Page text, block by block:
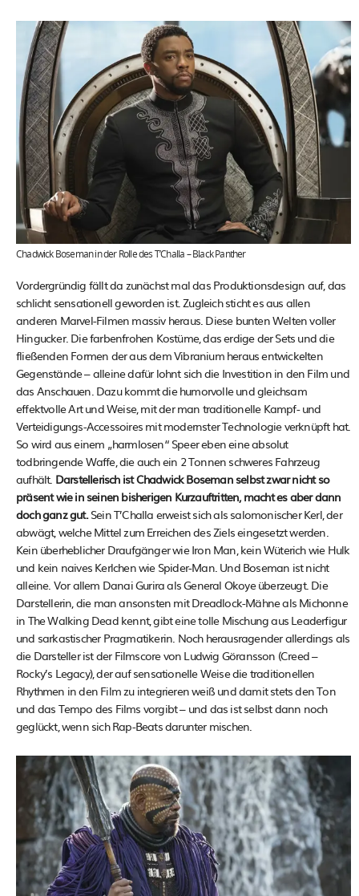
Chadwick Boseman in der Rolle des T’Challa – Black Panther
Vordergründig fällt da zunächst mal das Produktionsdesign auf, das
schlicht sensationell geworden ist. Zugleich sticht es aus allen
anderen Marvel-Filmen massiv heraus. Diese bunten Welten voller
Hingucker. Die farbenfrohen Kostüme, das erdige der Sets und die
fließenden Formen der aus dem Vibranium heraus entwickelten
Gegenstände – alleine dafür lohnt sich die Investition in den Film und
das Anschauen. Dazu kommt die humorvolle und gleichsam
effektvolle Art und Weise, mit der man traditionelle Kampf- und
Verteidigungs-Accessoires mit modernster Technologie verknüpft hat.
So wird aus einem „harmlosen“ Speer eben eine absolut
todbringende Waffe, die auch ein 2 Tonnen schweres Fahrzeug
aufhält. Darstellerisch ist Chadwick Boseman selbst zwar nicht so
präsent wie in seinen bisherigen Kurzauftritten, macht es aber dann
doch ganz gut.Sein T’Challa erweist sich als salomonischer Kerl, der
abwägt, welche Mittel zum Erreichen des Ziels eingesetzt werden.
Kein überheblicher Draufgänger wie Iron Man, kein Wüterich wie Hulk
und kein naives Kerlchen wie Spider-Man. Und Boseman ist nicht
alleine. Vor allem Danai Gurira als General Okoye überzeugt. Die
Darstellerin, die man ansonsten mit Dreadlock-Mähne als Michonne
in The Walking Dead kennt, gibt eine tolle Mischung aus Leaderfigur
und sarkastischer Pragmatikerin. Noch herausragender allerdings als
die Darsteller ist der Filmscore von Ludwig Göransson (Creed –
Rocky’s Legacy), der auf sensationelle Weise die traditionellen
Rhythmen in den Film zu integrieren weiß und damit stets den Ton
und das Tempo des Films vorgibt – und das ist selbst dann noch
geglückt, wenn sich Rap-Beats darunter mischen.